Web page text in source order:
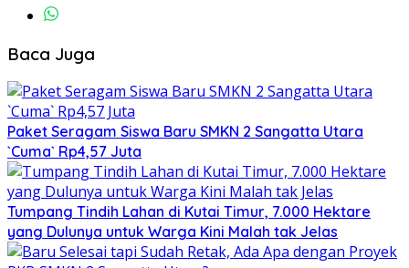
Baca Juga
Paket Seragam Siswa Baru SMKN 2 Sangatta Utara
`Cuma` Rp4,57 Juta
Tumpang Tindih Lahan di Kutai Timur, 7.000 Hektare
yang Dulunya untuk Warga Kini Malah tak Jelas